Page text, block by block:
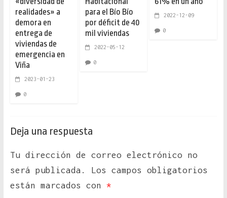
realidades» a
demora en
entrega de
viviendas de
emergencia en
Viña
2023-01-23
0
para el Bío Bío
por déficit de 40
mil viviendas
2022-05-12
0
2022-12-09
0
Deja una respuesta
Tu dirección de correo electrónico no
será publicada.
Los campos obligatorios
están marcados con *